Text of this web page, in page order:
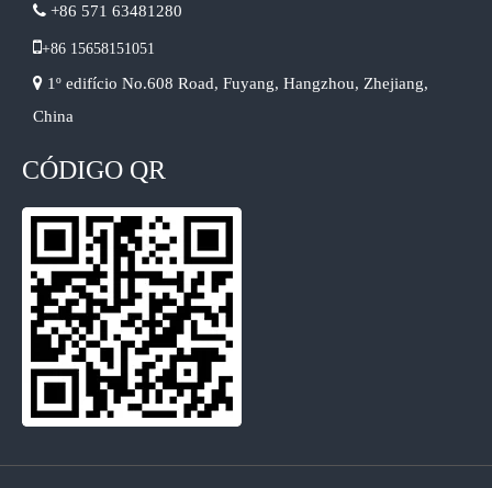
 +86 571 63481280
+86 15658151051
 1º edifício No.608 Road, Fuyang, Hangzhou, Zhejiang,
China
CÓDIGO QR